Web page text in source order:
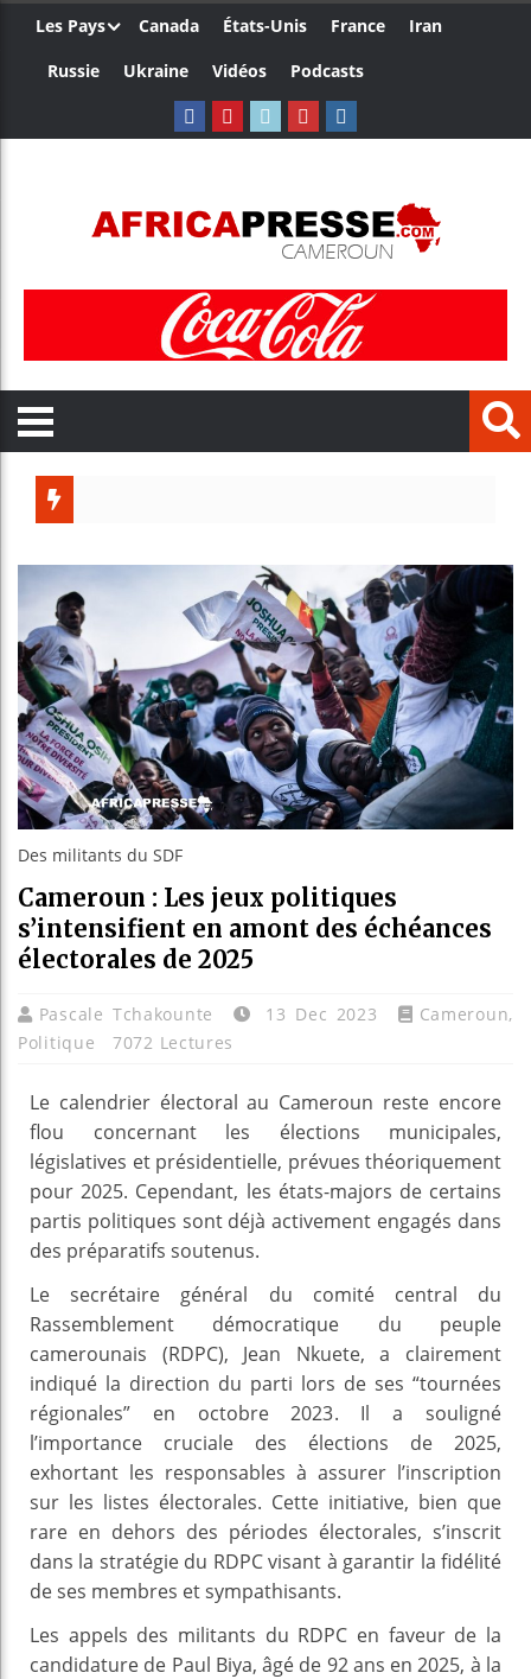
Les Pays Canada États-Unis France
Iran
Russie
Ukraine Vidéos Podcasts
Bénin :
Des militants du SDF
Cameroun : Les jeux politiques
s’intensifient en amont des échéances
électorales de 2025
Pascale Tchakounte 13 Dec 2023 Cameroun,
Politique
7072 Lectures
Le calendrier électoral au Cameroun reste encore
flou concernant les élections municipales,
législatives et présidentielle, prévues théoriquement
pour 2025. Cependant, les états-majors de certains
partis politiques sont déjà activement engagés dans
des préparatifs soutenus.
Le secrétaire général du comité central du
Rassemblement démocratique du peuple
camerounais (RDPC), Jean Nkuete, a clairement
indiqué la direction du parti lors de ses “tournées
régionales” en octobre 2023. Il a souligné
l’importance cruciale des élections de 2025,
exhortant les responsables à assurer l’inscription
sur les listes électorales. Cette initiative, bien que
rare en dehors des périodes électorales, s’inscrit
dans la stratégie du RDPC visant à garantir la fidélité
de ses membres et sympathisants.
Les appels des militants du RDPC en faveur de la
candidature de Paul Biya, âgé de 92 ans en 2025, à la